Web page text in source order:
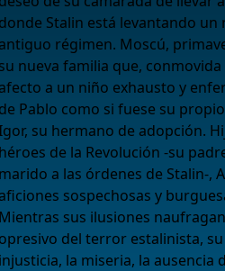
donde Stalin está levantando
antiguo régimen. Moscú,
su nueva familia que,
afecto a un niño exhausto y
de Pablo como si fuese su
su hermano de adopción.
héroes de la Revolución -su
marido a las órdenes de Stalin-,
sospechosas y
Mientras sus ilusiones
opresivo del terror estalinista,
injusticia, la miseria, la ausencia